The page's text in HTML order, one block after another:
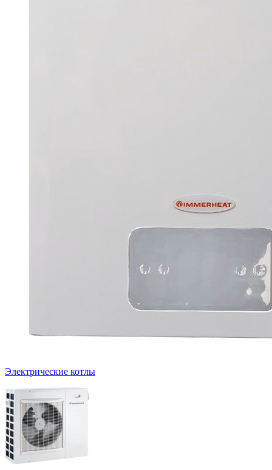
Электрические котлы